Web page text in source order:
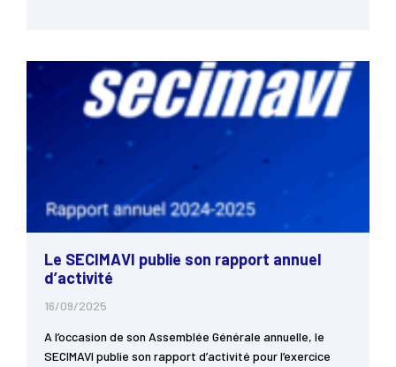
Le SECIMAVI publie son rapport annuel
d’activité
16/09/2025
A l’occasion de son Assemblée Générale annuelle, le
SECIMAVI publie son rapport d’activité pour l’exercice